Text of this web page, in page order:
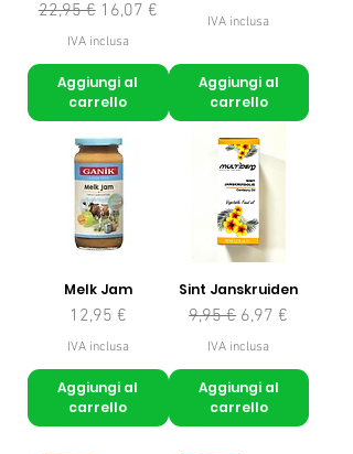
Prezzo regolare
22,95 € Prezzo scontato
16,07 €
IVA inclusa
Aggiungi al
carrello
IVA inclusa
Aggiungi al
carrello
Melk Jam
Prezzo
12,95 €
IVA inclusa
Aggiungi al
carrello
Sint Janskruiden
Prezzo regolare
9,95 € Prezzo scontato
6,97 €
IVA inclusa
Aggiungi al
carrello